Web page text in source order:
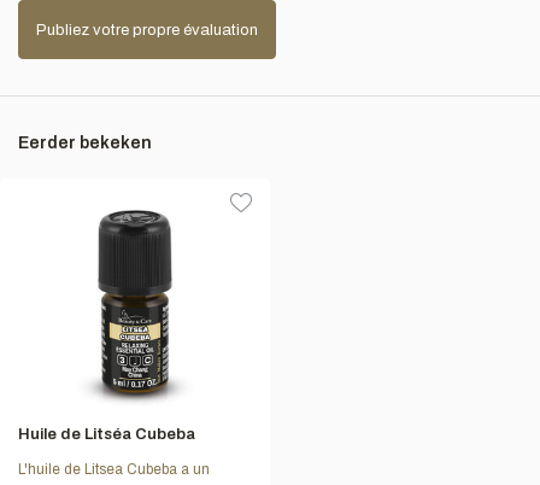
Publiez votre propre évaluation
Eerder bekeken
Huile de Litséa Cubeba
L'huile de Litsea Cubeba a un